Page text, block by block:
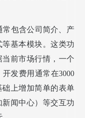
常包含公司简介、产
基本模块。这类功
前市场行情，一个
发费用通常在3000
础上增加简单的表单
闻中心）等交互功